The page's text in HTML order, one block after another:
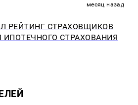
месяц назад
РЕЙТИНГ СТРАХОВЩИКОВ
СТРАХОВАНИЯ